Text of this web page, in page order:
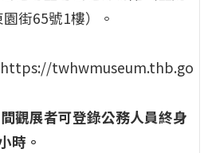
街65號1樓）。
https://twhwmuseum.thb.go
觀展者可登錄公務人員終身
時。